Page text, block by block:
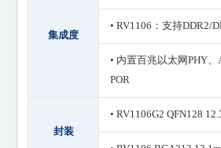
集成度
• RV1106：支持DDR2/
• 内置百兆以太网PHY、
POR
封装
• RV1106G2 QFN128